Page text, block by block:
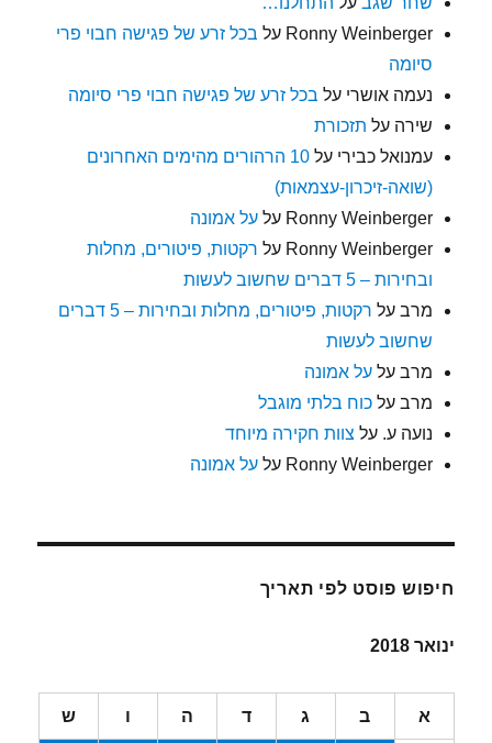
Ronny Weinberger על בכל זרע של פגישה חבוי פרי
סיומה
נעמה אושרי על בכל זרע של פגישה חבוי פרי סיומה
שירה על תזכורת
עמנואל כבירי על
10 הרהורים מהימים האחרונים
(שואה-זיכרון-עצמאות)
Ronny Weinberger עלעל אמונה
Ronny Weinberger על רקטות, פיטורים, מחלות
ובחירות – 5 דברים שחשוב לעשות
מרב על
רקטות, פיטורים, מחלות ובחירות – 5 דברים
שחשוב לעשות
מרב עלעל אמונה
מרב עלכוח בלתי מוגבל
נועה ע. על צוות חקירה מיוחד
Ronny Weinberger עלעל אמונה
חיפוש פוסט לפי תאריך
ינואר 2018
א ב ג ד ה ו ש